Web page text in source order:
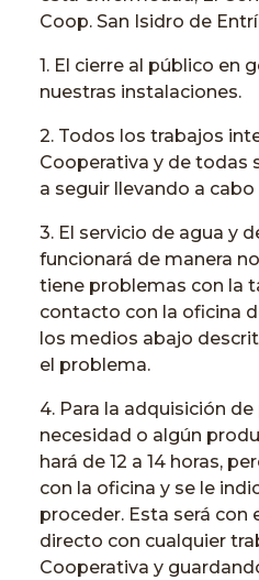
Coop. San Isidro de
1. El cierre al público en
nuestras instalaciones.
2. Todos los trabajos
Cooperativa y de todas
a seguir llevando a
3. El servicio de agua y
funcionará de manera
tiene problemas con la
contacto con la oficina
los medios abajo
el problema.
4. Para la adquisición
necesidad o algún
hará de 12 a 14 horas,
con la oficina y se le
proceder. Esta será
directo con cualquier
Cooperativa y